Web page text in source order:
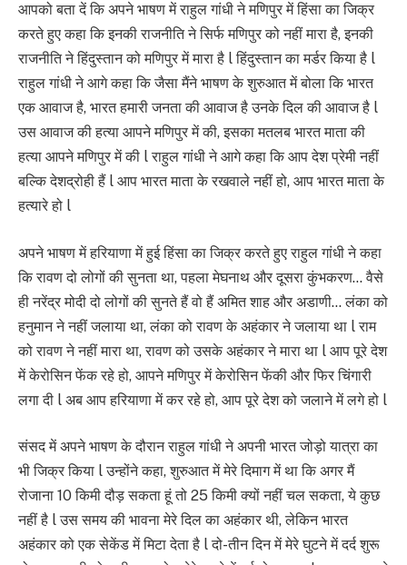
आपको बता दें कि अपने भाषण में राहुल गांधी ने मणिपुर में हिंसा का जिक्र
करते हुए कहा कि इनकी राजनीति ने सिर्फ मणिपुर को नहीं मारा है, इनकी
राजनीति ने हिंदुस्तान को मणिपुर में मारा है l हिंदुस्तान का मर्डर किया है l
राहुल गांधी ने आगे कहा कि जैसा मैंने भाषण के शुरुआत में बोला कि भारत
एक आवाज है, भारत हमारी जनता की आवाज है उनके दिल की आवाज है l
उस आवाज की हत्या आपने मणिपुर में की, इसका मतलब भारत माता की
हत्या आपने मणिपुर में की l राहुल गांधी ने आगे कहा कि आप देश प्रेमी नहीं
बल्कि देशद्रोही हैं l आप भारत माता के रखवाले नहीं हो, आप भारत माता के
हत्यारे हो l
अपने भाषण में हरियाणा में हुई हिंसा का जिक्र करते हुए राहुल गांधी ने कहा
कि रावण दो लोगों की सुनता था, पहला मेघनाथ और दूसरा कुंभकरण… वैसे
ही नरेंद्र मोदी दो लोगों की सुनते हैं वो हैं अमित शाह और अडाणी… लंका को
हनुमान ने नहीं जलाया था, लंका को रावण के अहंकार ने जलाया था l राम
को रावण ने नहीं मारा था, रावण को उसके अहंकार ने मारा था l आप पूरे देश
में केरोसिन फेंक रहे हो, आपने मणिपुर में केरोसिन फेंकी और फिर चिंगारी
लगा दी l अब आप हरियाणा में कर रहे हो, आप पूरे देश को जलाने में लगे हो l
संसद में अपने भाषण के दौरान राहुल गांधी ने अपनी भारत जोड़ो यात्रा का
भी जिक्र किया l उन्होंने कहा, शुरुआत में मेरे दिमाग में था कि अगर मैं
रोजाना 10 किमी दौड़ सकता हूं तो 25 किमी क्यों नहीं चल सकता, ये कुछ
नहीं है l उस समय की भावना मेरे दिल का अहंकार थी, लेकिन भारत
अहंकार को एक सेकेंड में मिटा देता है l दो-तीन दिन में मेरे घुटने में दर्द शुरू